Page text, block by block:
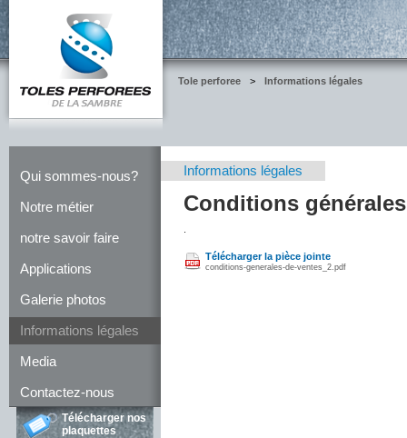
Tole perforee > Informations légales
Qui sommes-nous?
Notre métier
notre savoir faire
Applications
Galerie photos
Informations légales
Media
Contactez-nous
Télécharger nos
plaquettes
Informations légales
Conditions
Télécharger la pièce jointe
conditions-generales-de-ventes_2.pdf